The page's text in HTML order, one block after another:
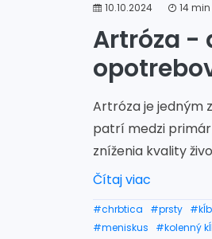
10.10.2024 14 min
Artróza -
Artróza je jedným
patrí medzi
zníženia kvality
Čítaj viac
#chrbtica #prsty
#meniskus
#kolenný